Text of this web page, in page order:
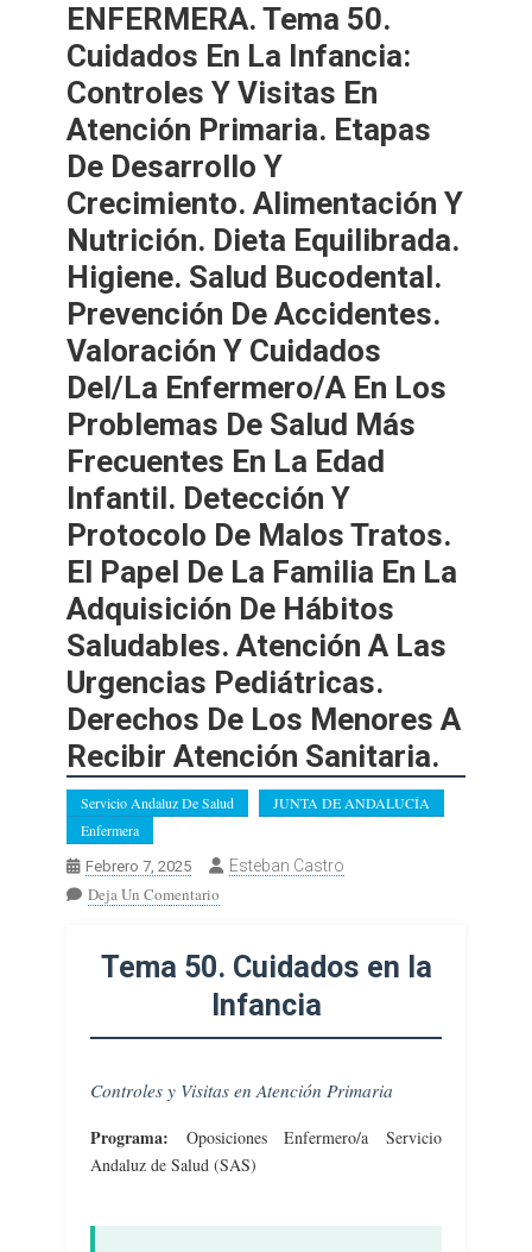
ENFERMERA. Tema 50.
Cuidados En La Infancia:
Controles Y Visitas En
Atención Primaria. Etapas
De Desarrollo Y
Crecimiento. Alimentación Y
Nutrición. Dieta Equilibrada.
Higiene. Salud Bucodental.
Prevención De Accidentes.
Valoración Y Cuidados
Del/la Enfermero/a En Los
Problemas De Salud Más
Frecuentes En La Edad
Infantil. Detección Y
Protocolo De Malos Tratos.
El Papel De La Familia En La
Adquisición De Hábitos
Saludables. Atención A Las
Urgencias Pediátricas.
Derechos De Los Menores A
Recibir Atención Sanitaria.
Servicio Andaluz De Salud
JUNTA DE ANDALUCÍA
Enfermera
Febrero 7, 2025 Esteban Castro
Deja Un ComentarioEn
50.
Cuidados
Controles
Y
Visitas
En
Tema 50. Cuidados en la
Infancia
Controles y Visitas en Atención Primaria
Programa: Oposiciones Enfermero/a Servicio
Andaluz de Salud (SAS)